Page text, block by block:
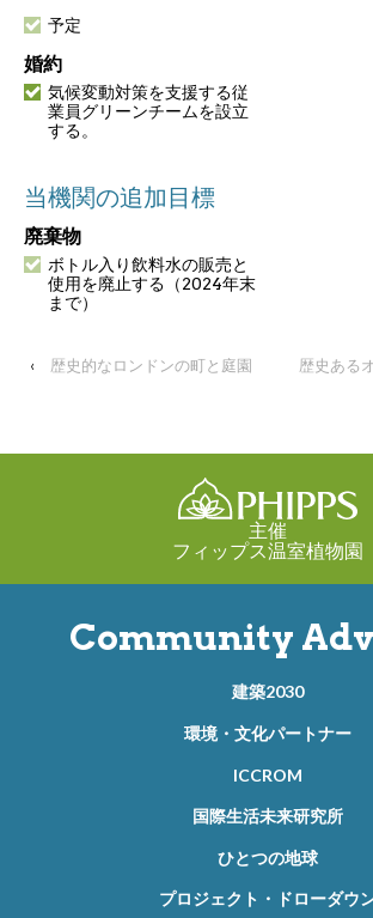
予定
婚約
気候変動対策を支援する従
業員グリーンチームを設立
する。
当機関の追加目標
廃棄物
ボトル入り飲料水の販売と
使用を廃止する（2024年末
まで）
‹ 歴史的なロンドンの町と庭園 歴史ある
主催
フィップス温室植物園
Community
建築2030
環境・文化パートナー
ICCROM
国際生活未来研究所
ひとつの地球
プロジェクト・ドローダウ